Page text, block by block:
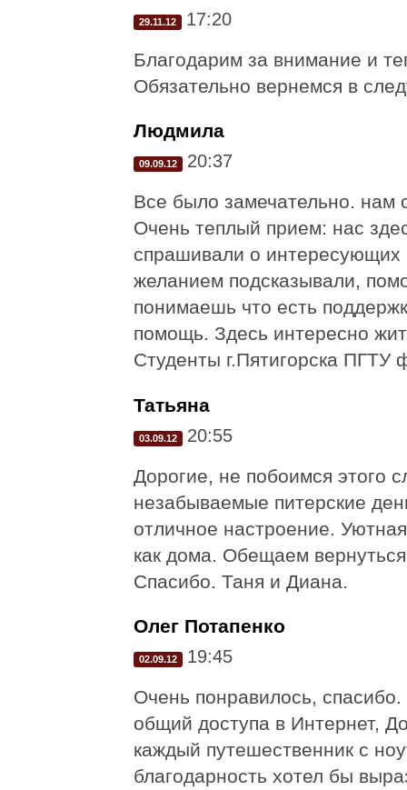
29.11.12 17:20
Благодарим за внимание и
Обязательно вернемся в
Людмила
09.09.12 20:37
Все было замечательно. нам
Очень теплый прием: нас
спрашивали о
желанием подсказывали,
понимаешь что есть
помощь. Здесь интересно
Студенты г.Пятигорска ПГТУ
Татьяна
03.09.12 20:55
Дорогие, не побоимся этого
незабываемые питерские
отличное настроение.
как дома. Обещаем
Спасибо. Таня и Диана.
Олег Потапенко
02.09.12 19:45
Очень понравилось,
общий доступа в Интернет,
каждый путешественник с
благодарность хотел бы